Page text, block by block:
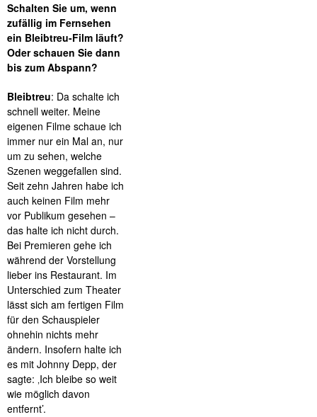
Schalten Sie um, wenn
zufällig im Fernsehen
ein Bleibtreu-Film läuft?
Oder schauen Sie dann
bis zum Abspann?
Bleibtreu: Da schalte ich
schnell weiter. Meine
eigenen Filme schaue ich
immer nur ein Mal an, nur
um zu sehen, welche
Szenen weggefallen sind.
Seit zehn Jahren habe ich
auch keinen Film mehr
vor Publikum gesehen –
das halte ich nicht durch.
Bei Premieren gehe ich
während der Vorstellung
lieber ins Restaurant. Im
Unterschied zum Theater
lässt sich am fertigen Film
für den Schauspieler
ohnehin nichts mehr
ändern. Insofern halte ich
es mit Johnny Depp, der
sagte: ‚Ich bleibe so weit
wie möglich davon
entfernt’.